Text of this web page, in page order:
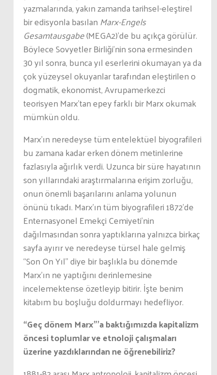
yazmalarında, yakın zamanda tarihsel-eleştirel
bir edisyonla basılan Marx-Engels
Gesamtausgabe(MEGA2)’de bu açıkça görülür.
Böylece Sovyetler Birliği’nin sona ermesinden
30 yıl sonra, bunca yıl eserlerini okumayan ya da
çok yüzeysel okuyanlar tarafından eleştirilen o
dogmatik, ekonomist, Avrupamerkezci
teorisyen Marx’tan epey farklı bir Marx okumak
mümkün oldu.
Marx’ın neredeyse tüm entelektüel biyografileri
bu zamana kadar erken dönem metinlerine
fazlasıyla ağırlık verdi. Uzunca bir süre hayatının
son yıllarındaki araştırmalarına erişim zorluğu,
onun önemli başarılarını anlama yolunun
önünü tıkadı. Marx’ın tüm biyografileri 1872’de
Enternasyonel Emekçi Cemiyeti’nin
dağılmasından sonra yaptıklarına yalnızca birkaç
sayfa ayırır ve neredeyse türsel hale gelmiş
“Son On Yıl” diye bir başlıkla bu dönemde
Marx’ın ne yaptığını derinlemesine
incelemektense özetleyip bitirir. İşte benim
kitabım bu boşluğu doldurmayı hedefliyor.
“Geç dönem Marx”’a baktığımızda kapitalizm
öncesi toplumlar ve etnoloji çalışmaları
üzerine yazdıklarından ne öğrenebiliriz?